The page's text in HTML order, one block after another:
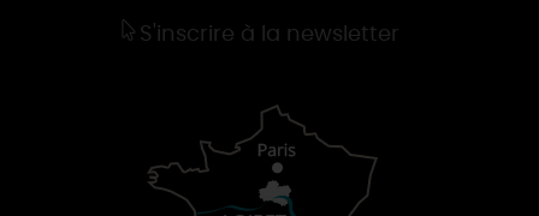
S'inscrire à la newsletter